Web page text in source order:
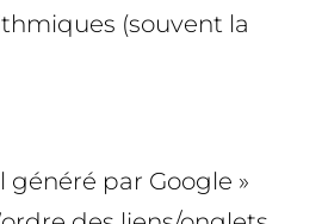
(souvent la
par Google »